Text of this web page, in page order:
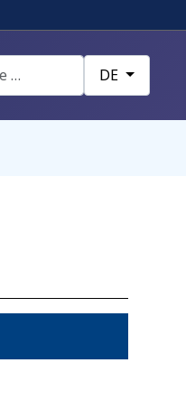
Sprache
DE